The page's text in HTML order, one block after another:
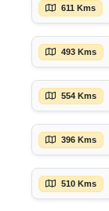
611 Kms
493 Kms
554 Kms
396 Kms
510 Kms